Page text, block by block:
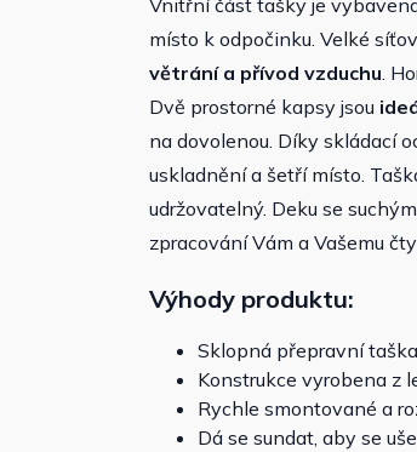
Vnitřní část tašky je
místo k odpočinku. Velké
větrání a přívod vzduchu.
Dvě prostorné kapsy jsou
na dovolenou. Díky skládací
uskladnění a šetří místo.
udržovatelný. Deku se
zpracování Vám a Vašemu
Výhody produktu:
Sklopná přepravní taška
Konstrukce vyrobena z
Rychle smontované a
Dá se sundat, aby se